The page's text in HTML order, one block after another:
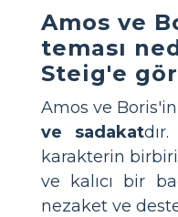
Amos ve
teması
Steig'e
Amos ve
ve sadakat
karakterin
ve kalıcı bir
nezaket ve